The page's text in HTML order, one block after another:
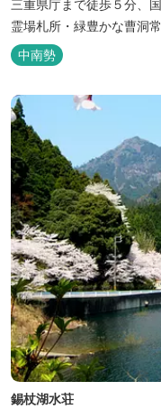
三重県庁まで徒歩５分、
霊場札所・緑豊かな曹洞
る塔世山四天王寺がありま
中南勢
錫杖湖水荘